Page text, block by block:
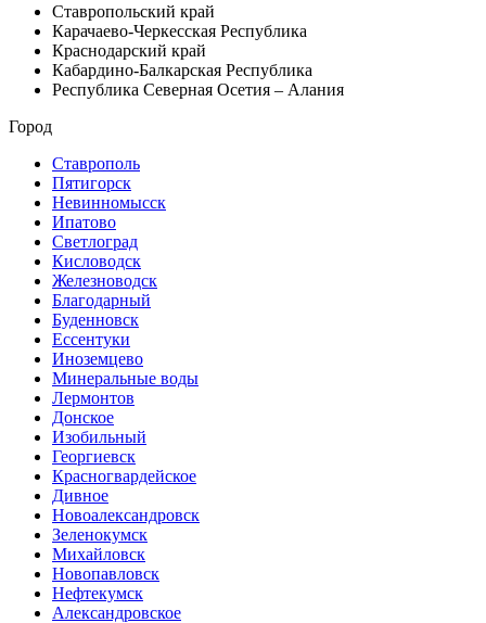
Ставропольский край
Карачаево-Черкесская Республика
Краснодарский край
Кабардино-Балкарская Республика
Республика Северная Осетия – Алания
Город
Ставрополь
Пятигорск
Невинномысск
Ипатово
Светлоград
Кисловодск
Железноводск
Благодарный
Буденновск
Ессентуки
Иноземцево
Минеральные воды
Лермонтов
Донское
Изобильный
Георгиевск
Красногвардейское
Дивное
Новоалександровск
Зеленокумск
Михайловск
Новопавловск
Нефтекумск
Александровское